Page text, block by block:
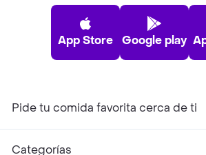
App Store Google play
Pide tu comida favorita cerca de ti
Categorías